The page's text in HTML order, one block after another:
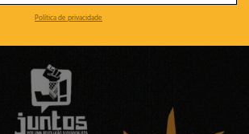
Política de privacidade